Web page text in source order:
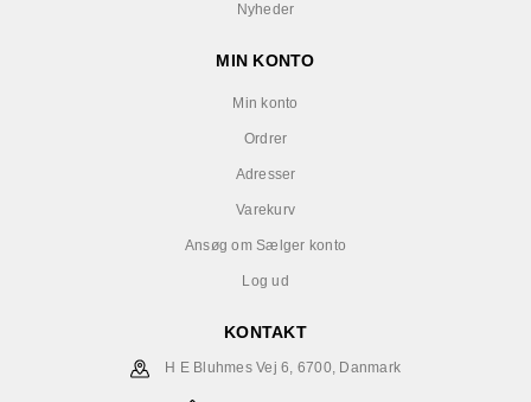
Nyheder
MIN KONTO
Min konto
Ordrer
Adresser
Varekurv
Ansøg om Sælger konto
Log ud
KONTAKT
H E Bluhmes Vej 6, 6700, Danmark